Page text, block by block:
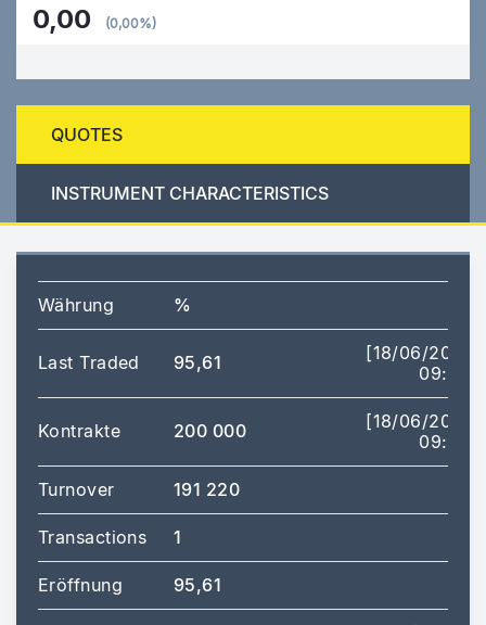
0,00 (0,00%)
QUOTES
INSTRUMENT CHARACTERISTICS
Währung %
Last Traded 95,61
[18/06/2026
09:18]
Kontrakte 200 000
[18/06/2026
09:18]
Turnover 191 220
Transactions 1
Eröffnung 95,61